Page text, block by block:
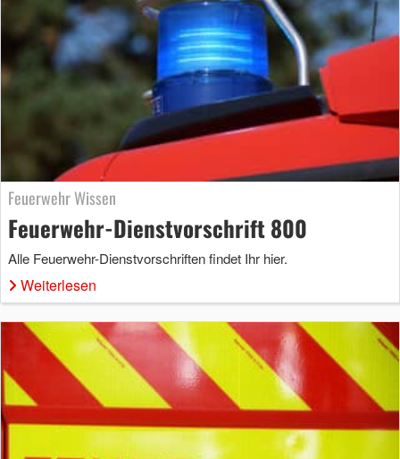
Feuerwehr Wissen
Feuerwehr-Dienstvorschrift 800
Alle Feuerwehr-Dienstvorschriften findet Ihr hier.
Weiterlesen